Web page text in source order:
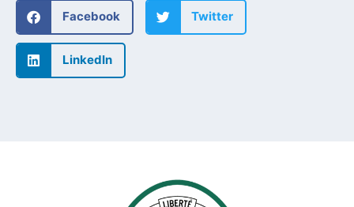
Facebook Twitter
LinkedIn